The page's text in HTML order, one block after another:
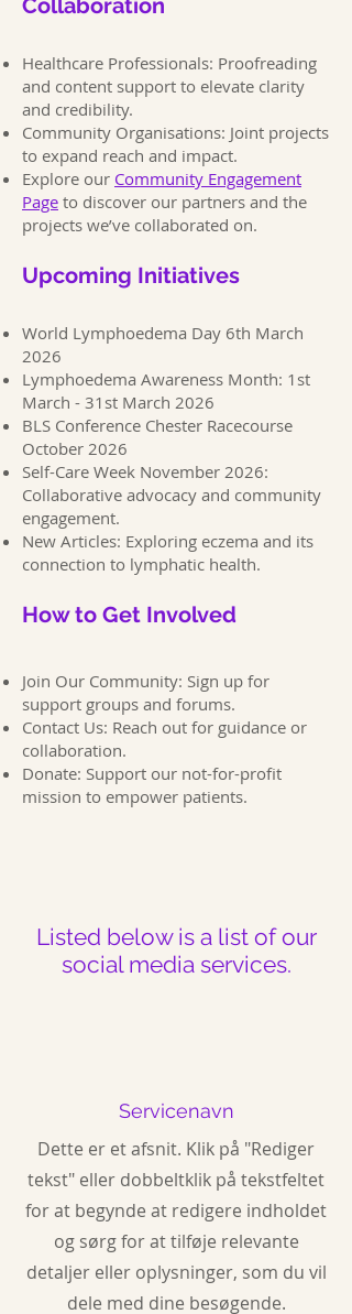
Collaboration
Healthcare Professionals: Proofreading
and content support to elevate clarity
and credibility.
Community Organisations: Joint projects
to expand reach and impact.
Explore our Community Engagement
Page to discover our partners and the
projects we’ve collaborated on.
Upcoming Initiatives
World Lymphoedema Day 6th March
2026
Lymphoedema Awareness Month: 1st
March - 31st March 2026
BLS Conference Chester Racecourse
October 2026
Self-Care Week November 2026:
Collaborative advocacy and community
engagement.
New Articles: Exploring eczema and its
connection to lymphatic health.
How to Get Involved
Join Our Community: Sign up for
support groups and forums.
Contact Us: Reach out for guidance or
collaboration.
Donate: Support our not-for-profit
mission to empower patients.
Listed below is a list of our
social media services.
Servicenavn
Dette er et afsnit. Klik på "Rediger
tekst" eller dobbeltklik på tekstfeltet
for at begynde at redigere indholdet
og sørg for at tilføje relevante
detaljer eller oplysninger, som du vil
dele med dine besøgende.